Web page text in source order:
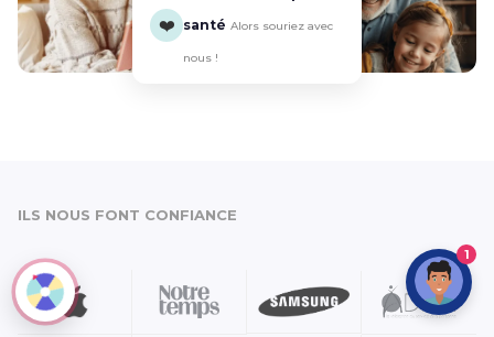
❤️
santé
Alors souriez avec
nous !
ILS NOUS FONT CONFIANCE
1